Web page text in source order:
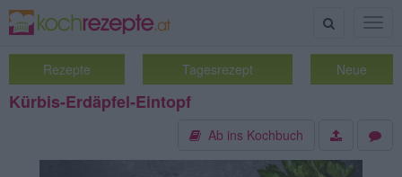
Suche
Rezepte Tagesrezept Neue
Kürbis-Erdäpfel-Eintopf
Ab ins Kochbuch